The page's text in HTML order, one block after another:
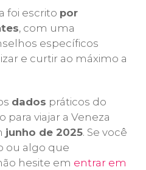
neste
passeio
de gôndola
pela Ponte dos
Suspiros.
Passaremos
mais icônicos da
cidade!
foi escrito por
, com uma
específicos
e curtir ao máximo a
dados práticos do
para viajar a Veneza
junho de 2025. Se você
ou algo que
hesite em entrar em